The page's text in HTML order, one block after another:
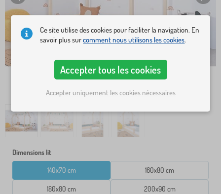
Dimensions lit
140x70 cm 160x80 cm
180x80 cm 200x90 cm
Ce site utilise des cookies pour faciliter la navigation. En
savoir plus surcomment nous utilisons les cookies.
Accepter tous les cookies
Accepter uniquement les cookies nécessaires